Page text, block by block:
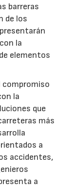
barreras
de los
la
elementos
compromiso
la
que
más
a
accidentes,
a